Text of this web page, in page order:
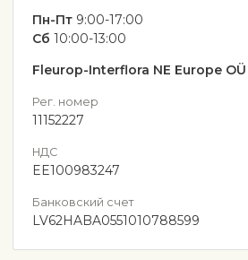
Пн-Пт 9:00-17:00
Сб 10:00-13:00
Fleurop-Interflora NE Europe OÜ
Рег. номер
11152227
НДС
EE100983247
Банковский счет
LV62HABA0551010788599